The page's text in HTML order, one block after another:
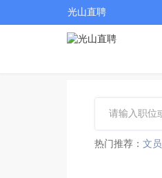
光山直聘
热门推荐： 文员